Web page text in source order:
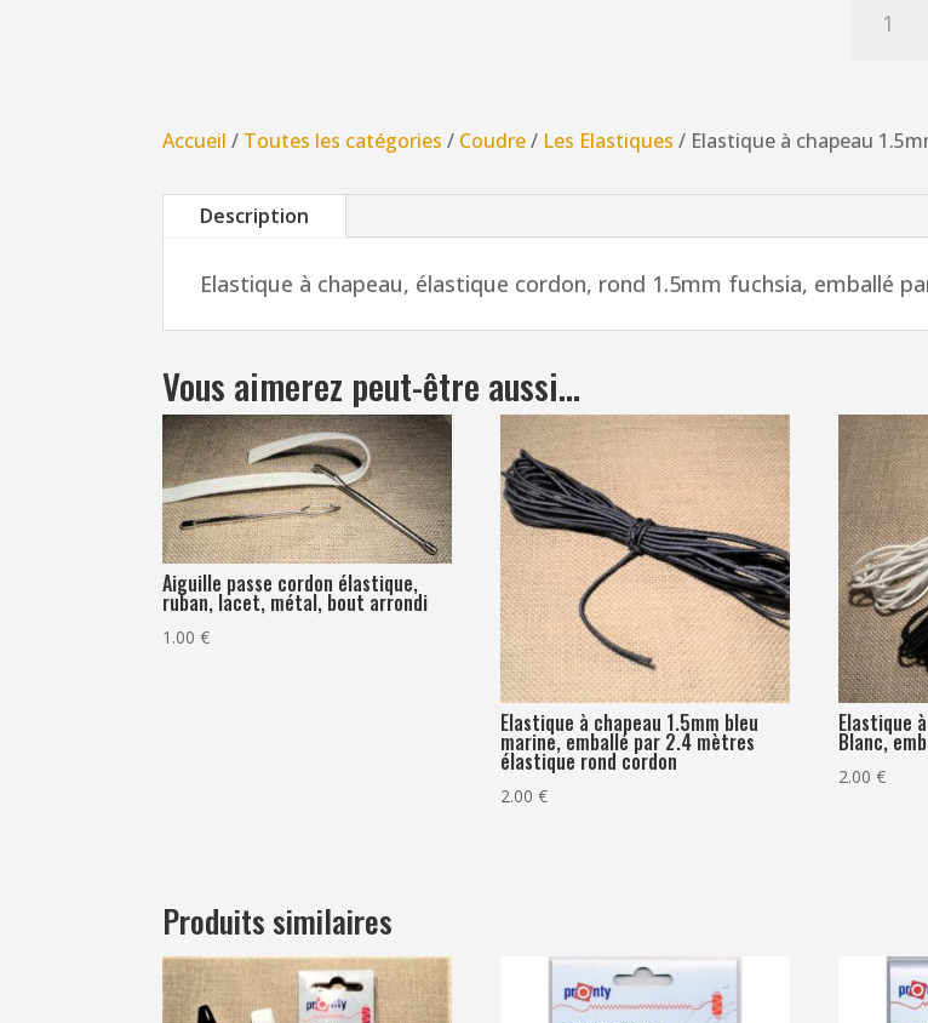
chapeau
fuchsia,
2.4
mètres
cordon
Accueil / Toutes les catégories / Coudre/ Les Elastiques / Elastique à chapeau
Description
Elastique à chapeau, élastique cordon, rond 1.5mm fuchsia, emballé
Vous aimerez peut-être aussi…
Aiguille passe cordon élastique,
ruban, lacet, métal, bout arrondi
1.00€
Elastique à chapeau 1.5mm bleu
marine, emballé par 2.4 mètres
élastique rond cordon
2.00€
Elastique
Blanc,
2.00€
Produits similaires